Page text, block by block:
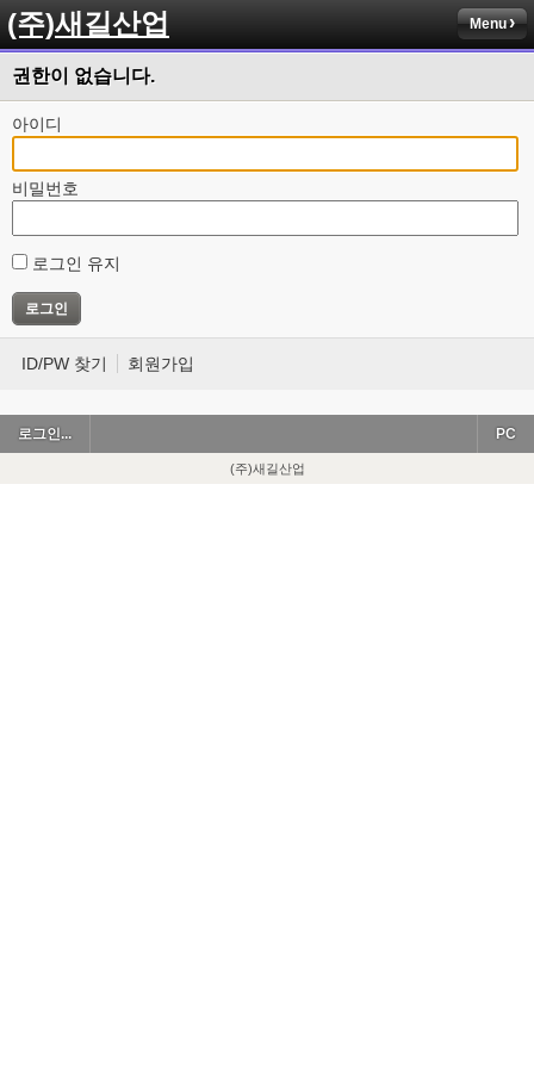
(주)새길산업 Menu
권한이 없습니다.
아이디
비밀번호
로그인 유지
ID/PW 찾기 회원가입
로그인... PC
(주)새길산업